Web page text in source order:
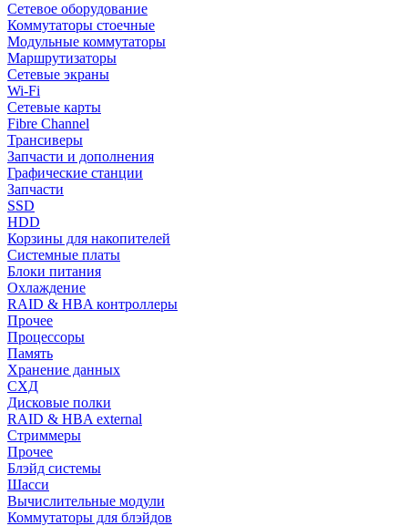
Сетевое оборудование
Коммутаторы стоечные
Модульные коммутаторы
Маршрутизаторы
Сетевые экраны
Wi-Fi
Сетевые карты
Fibre Channel
Трансиверы
Запчасти и дополнения
Графические станции
Запчасти
SSD
HDD
Корзины для накопителей
Системные платы
Блоки питания
Охлаждение
RAID & HBA контроллеры
Прочее
Процессоры
Память
Хранение данных
СХД
Дисковые полки
RAID & HBA external
Стриммеры
Прочее
Блэйд системы
Шасси
Вычислительные модули
Коммутаторы для блэйдов